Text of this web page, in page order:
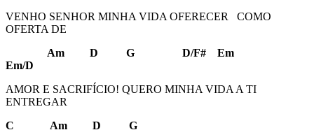
VENHO SENHOR MINHA VIDA OFERECER COMO
OFERTA DE
Am D G D/F# Em
Em/D
AMOR E SACRIFÍCIO! QUERO MINHA VIDA A TI
ENTREGAR
C Am D G